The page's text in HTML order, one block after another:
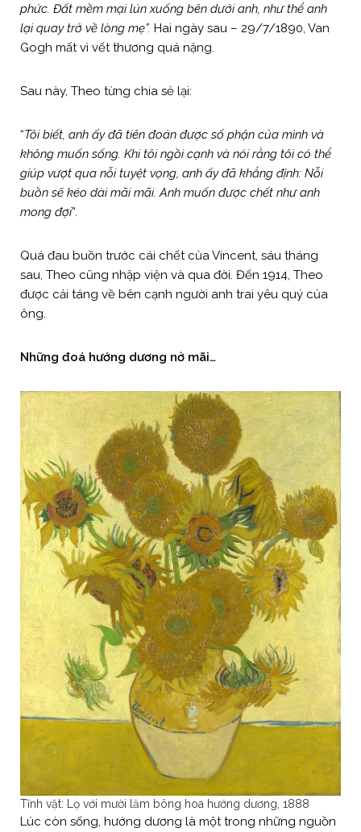
phức. Đất mềm mại lún xuống bên dưới anh, như thể anh
lại quay trở về lòng mẹ”. Hai ngày sau – 29/7/1890, Van
Gogh mất vì vết thương quá nặng.
Sau này, Theo từng chia sẻ lại:
“Tôi biết, anh ấy đã tiên đoán được số phận của mình và
không muốn sống. Khi tôi ngồi cạnh và nói rằng tôi có thể
giúp vượt qua nỗi tuyệt vọng, anh ấy đã khẳng định: Nỗi
buồn sẽ kéo dài mãi mãi. Anh muốn được chết như anh
mong đợi”.
Quá đau buồn trước cái chết của Vincent, sáu tháng
sau, Theo cũng nhập viện và qua đời. Đến 1914, Theo
được cải táng về bên cạnh người anh trai yêu quý của
ông.
Những đoá hướng dương nở mãi…
Tĩnh vật: Lọ với mười lăm bông hoa hướng dương, 1888
Lúc còn sống, hướng dương là một trong những nguồn